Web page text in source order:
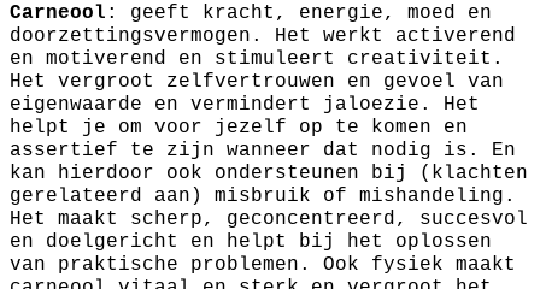
Carneool : geeft kracht, energie, moed en
doorzettingsvermogen. Het werkt activerend
en motiverend en stimuleert creativiteit.
Het vergroot zelfvertrouwen en gevoel van
eigenwaarde en vermindert jaloezie. Het
helpt je om voor jezelf op te komen en
assertief te zijn wanneer dat nodig is. En
kan hierdoor ook ondersteunen bij (klachten
gerelateerd aan) misbruik of mishandeling.
Het maakt scherp, geconcentreerd, succesvol
en doelgericht en helpt bij het oplossen
van praktische problemen. Ook fysiek maakt